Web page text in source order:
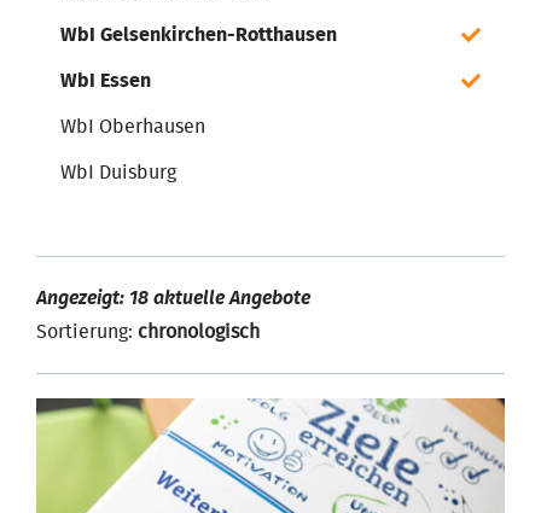
WbI Gelsenkirchen-Rotthausen
WbI Essen
WbI Oberhausen
WbI Duisburg
Angezeigt: 18 aktuelle Angebote
Sortierung: chronologisch